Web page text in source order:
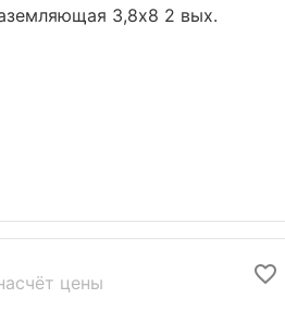
3,8х8 2 вых.
цены